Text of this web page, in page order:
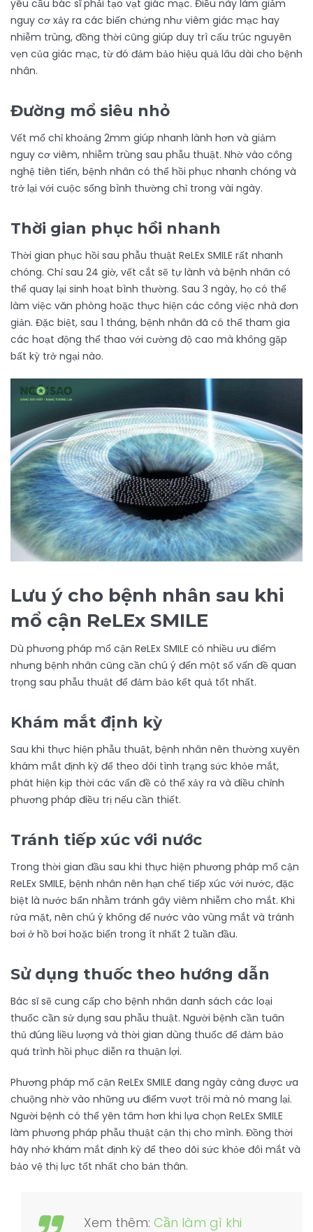
yêu cầu bác sĩ phải tạo vạt giác mạc. Điều này làm giảm
nguy cơ xảy ra các biến chứng như viêm giác mạc hay
nhiễm trùng, đồng thời cũng giúp duy trì cấu trúc nguyên
vẹn của giác mạc, từ đó đảm bảo hiệu quả lâu dài cho bệnh
nhân.
Đường mổ siêu nhỏ
Vết mổ chỉ khoảng 2mm giúp nhanh lành hơn và giảm
nguy cơ viêm, nhiễm trùng sau phẫu thuật. Nhờ vào công
nghệ tiên tiến, bệnh nhân có thể hồi phục nhanh chóng và
trở lại với cuộc sống bình thường chỉ trong vài ngày.
Thời gian phục hồi nhanh
Thời gian phục hồi sau phẫu thuật ReLEx SMILE rất nhanh
chóng. Chỉ sau 24 giờ, vết cắt sẽ tự lành và bệnh nhân có
thể quay lại sinh hoạt bình thường. Sau 3 ngày, họ có thể
làm việc văn phòng hoặc thực hiện các công việc nhà đơn
giản. Đặc biệt, sau 1 tháng, bệnh nhân đã có thể tham gia
các hoạt động thể thao với cường độ cao mà không gặp
bất kỳ trở ngại nào.
Lưu ý cho bệnh nhân sau khi
mổ cận ReLEx SMILE
Dù phương pháp mổ cận ReLEx SMILE có nhiều ưu điểm
nhưng bệnh nhân cũng cần chú ý đến một số vấn đề quan
trọng sau phẫu thuật để đảm bảo kết quả tốt nhất.
Khám mắt định kỳ
Sau khi thực hiện phẫu thuật, bệnh nhân nên thường xuyên
khám mắt định kỳ để theo dõi tình trạng sức khỏe mắt,
phát hiện kịp thời các vấn đề có thể xảy ra và điều chỉnh
phương pháp điều trị nếu cần thiết.
Tránh tiếp xúc với nước
Trong thời gian đầu sau khi thực hiện phương pháp mổ cận
ReLEx SMILE, bệnh nhân nên hạn chế tiếp xúc với nước, đặc
biệt là nước bẩn nhằm tránh gây viêm nhiễm cho mắt. Khi
rửa mặt, nên chú ý không để nước vào vùng mắt và tránh
bơi ở hồ bơi hoặc biển trong ít nhất 2 tuần đầu.
Sử dụng thuốc theo hướng dẫn
Bác sĩ sẽ cung cấp cho bệnh nhân danh sách các loại
thuốc cần sử dụng sau phẫu thuật. Người bệnh cần tuân
thủ đúng liều lượng và thời gian dùng thuốc để đảm bảo
quá trình hồi phục diễn ra thuận lợi.
Phương pháp mổ cận ReLEx SMILE đang ngày càng được ưa
chuộng nhờ vào những ưu điểm vượt trội mà nó mang lại.
Người bệnh có thể yên tâm hơn khi lựa chọn ReLEx SMILE
làm phương pháp phẫu thuật cận thị cho mình. Đồng thời
hãy nhớ khám mắt định kỳ để theo dõi sức khỏe đôi mắt và
bảo vệ thị lực tốt nhất cho bản thân.
Xem thêm: Cần làm gì khi